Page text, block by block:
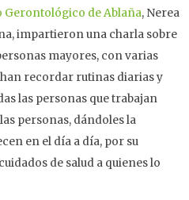
Gerontológico de Ablaña, Nerea
impartieron una charla sobre
mayores, con varias
han recordar rutinas diarias y
las personas que trabajan
personas, dándoles la
en el día a día, por su
de salud a quienes lo